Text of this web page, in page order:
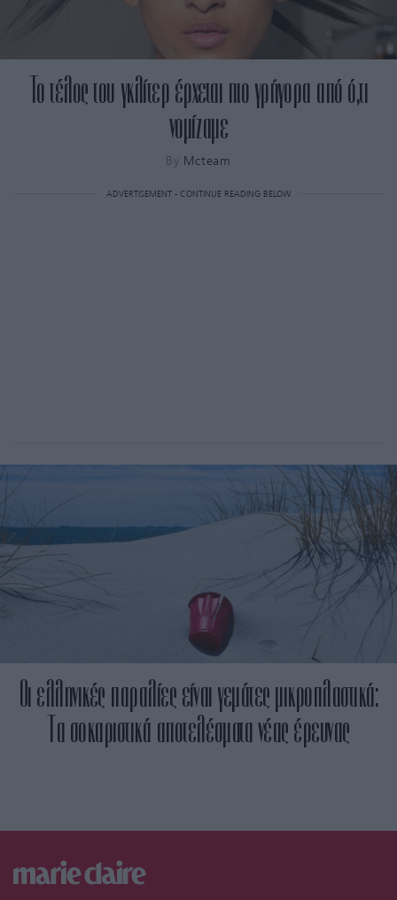
Το τέλος του γκλίτερ έρχεται πιο γρήγορα από ό,τι
νομίζαμε
By Mcteam
ADVERTISEMENT - CONTINUE READING BELOW
Οι ελληνικές παραλίες είναι γεμάτες μικροπλαστικά:
Τα σοκαριστικά αποτελέσματα νέας έρευνας